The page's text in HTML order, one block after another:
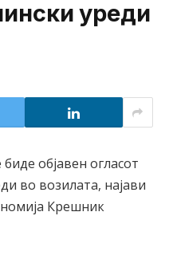
уреди
објавен огласот
во возилата, најави
Крешник